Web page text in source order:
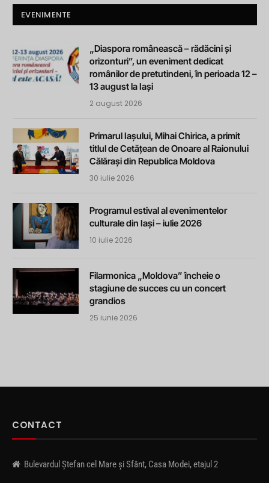
EVENIMENTE
„Diaspora românească – rădăcini și
orizonturi”, un eveniment dedicat
românilor de pretutindeni, în perioada 12 –
13 august la Iași
2 august 2026
Primarul Iașului, Mihai Chirica, a primit
titlul de Cetățean de Onoare al Raionului
Călărași din Republica Moldova
30 iulie 2026
Programul estival al evenimentelor
culturale din Iași – iulie 2026
10 iulie 2026
Filarmonica „Moldova” încheie o
stagiune de succes cu un concert
grandios
25 iunie 2026
CONTACT
Bulevardul Ștefan cel Mare și Sfânt, Casa Modei, etajul 2